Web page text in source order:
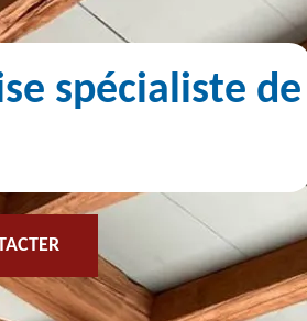
spécialiste de